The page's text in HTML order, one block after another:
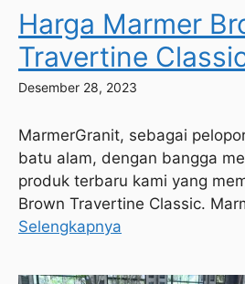
Harga Marmer
Travertine
Desember 28, 2023
MarmerGranit, sebagai
batu alam, dengan bangga
produk terbaru kami yang
Brown Travertine Classic.
Selengkapnya